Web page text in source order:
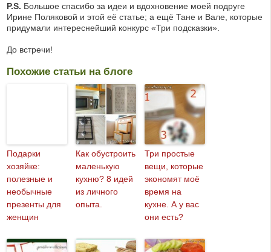
P.S. Большое спасибо за идеи и вдохновение моей подруге
Ирине Поляковой и этой её статье; а ещё Тане и Вале, которые
придумали интереснейший конкурс «Три подсказки».
До встречи!
Похожие статьи на блоге
Подарки
хозяйке:
полезные и
необычные
презенты для
женщин
Как обустроить
маленькую
кухню? 8 идей
из личного
опыта.
Три простые
вещи, которые
экономят моё
время на
кухне. А у вас
они есть?